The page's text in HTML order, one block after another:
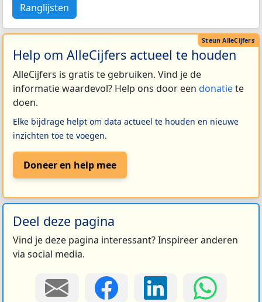
Ranglijsten
Help om AlleCijfers actueel te houden
AlleCijfers is gratis te gebruiken. Vind je de
informatie waardevol? Help ons door een donatiete
doen.
Elke bijdrage helpt om data actueel te houden en nieuwe
inzichten toe te voegen.
Doneer en help mee
Deel deze pagina
Vind je deze pagina interessant? Inspireer anderen
via social media.